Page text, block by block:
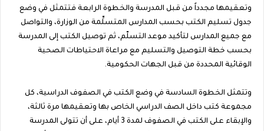
وتعقيمها مجدداً من قبل المدرسة والخطوة الرابعة فتتمثل في وضع
جدول تسليم الكتب بحسب المدارس المتسلِّمة من الوزارة، والتواصل
مع جميع المدارس لتأكيد موعد التسلّم، ثم توصيل الكتب إلى المدرسة
بحسب خطة التوصيل والتسليم مع مراعاة الاحتياطات الصحية
الوقائية المحددة‏ من قبل الجهات الحكومية.
وتتمثل الخطوة السادسة في وضع الكتب في الصفوف الدراسية، كل
مجموعة كتب داخل الصف الدراسي الخاص بها وتعقيمها مرة ثالثة،
والإبقاء على الكتب في الصفوف لمدة 3 أيام، على أن تتولى المدرسة